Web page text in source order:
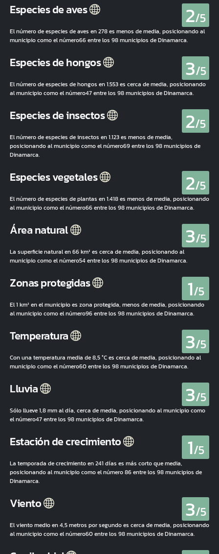
Especies de aves 2/5
El número de especies de aves en 278 es menos de media, posicionando al
municipio como el número66 entre los 98 municipios de Dinamarca.
Especies de hongos 3/5
El número de especies de hongos en 1.553 es cerca de media, posicionando
al municipio como el número47 entre los 98 municipios de Dinamarca.
Especies de insectos 2/5
El número de especies de insectos en 1.123 es menos de media,
posicionando al municipio como el número69 entre los 98 municipios de
Dinamarca.
Especies vegetales 2/5
El número de especies de plantas en 1.418 es menos de media, posicionando
al municipio como el número66 entre los 98 municipios de Dinamarca.
Área natural 3/5
La superficie natural en 66 km² es cerca de media, posicionando al
municipio como el número54 entre los 98 municipios de Dinamarca.
Zonas protegidas 1/5
El 1 km² en el municipio es zona protegida, menos de media, posicionando
al municipio como el número96 entre los 98 municipios de Dinamarca.
Temperatura 3/5
Con una temperatura media de 8,5 °C es cerca de media, posicionando al
municipio como el número60 entre los 98 municipios de Dinamarca.
Lluvia 3/5
Sólo llueve 1,8 mm al día, cerca de media, posicionando al municipio como
el número47 entre los 98 municipios de Dinamarca.
Estación de crecimiento 1/5
La temporada de crecimiento en 241 días es más corto que media,
posicionando al municipio como el número 86 entre los 98 municipios de
Dinamarca.
Viento 3/5
El viento medio en 4,5 metros por segundo es cerca de media, posicionando
al municipio como el número60 entre los 98 municipios de Dinamarca.